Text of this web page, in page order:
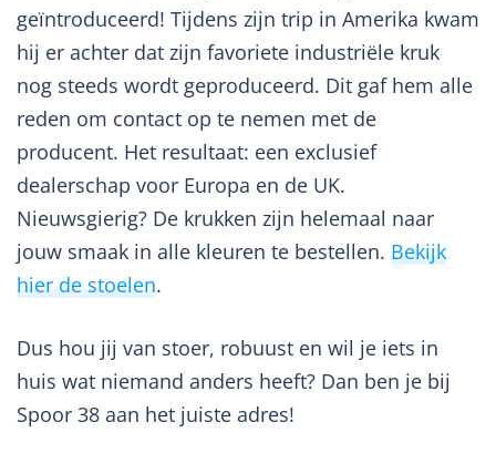
geïntroduceerd! Tijdens zijn trip in Amerika kwam
hij er achter dat zijn favoriete industriële kruk
nog steeds wordt geproduceerd. Dit gaf hem alle
reden om contact op te nemen met de
producent. Het resultaat: een exclusief
dealerschap voor Europa en de UK.
Nieuwsgierig? De krukken zijn helemaal naar
jouw smaak in alle kleuren te bestellen. Bekijk
hier de stoelen.
Dus hou jij van stoer, robuust en wil je iets in
huis wat niemand anders heeft? Dan ben je bij
Spoor 38 aan het juiste adres!